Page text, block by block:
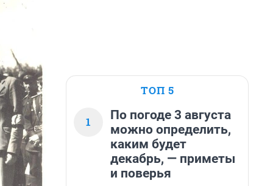
ТОП 5
1
По погоде 3 августа
можно определить,
каким будет
декабрь, — приметы
и поверья